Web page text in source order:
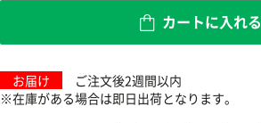
カートに入れる
お届け
ご注文後2週間以内
※在庫がある場合は即日出荷となります。